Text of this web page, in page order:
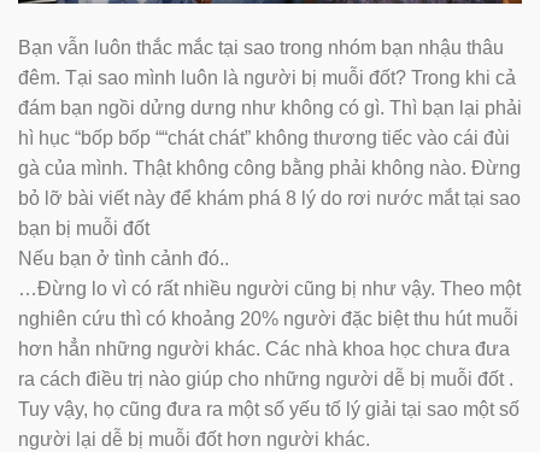
Bạn vẫn luôn thắc mắc tại sao trong nhóm bạn nhậu thâu
đêm. Tại sao mình luôn là người bị muỗi đốt? Trong khi cả
đám bạn ngồi dửng dưng như không có gì. Thì bạn lại phải
hì hục “bốp bốp ““chát chát” không thương tiếc vào cái đùi
gà của mình. Thật không công bằng phải không nào. Đừng
bỏ lỡ bài viết này để khám phá 8 lý do rơi nước mắt tại sao
bạn bị muỗi đốt
Nếu bạn ở tình cảnh đó..
…Đừng lo vì có rất nhiều người cũng bị như vậy. Theo một
nghiên cứu thì có khoảng 20% người đặc biệt thu hút muỗi
hơn hẳn những người khác. Các nhà khoa học chưa đưa
ra cách điều trị nào giúp cho những người dễ bị muỗi đốt .
Tuy vậy, họ cũng đưa ra một số yếu tố lý giải tại sao một số
người lại dễ bị muỗi đốt hơn người khác.